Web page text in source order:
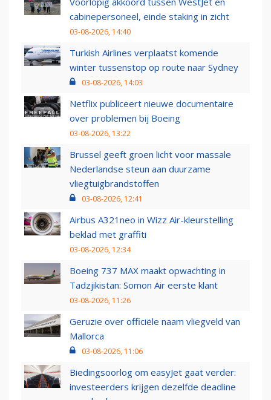
cabinepersoneel, einde staking in zicht
03-08-2026, 14:40
Turkish Airlines verplaatst komende
winter tussenstop op route naar Sydney
03-08-2026, 14:03
Netflix publiceert nieuwe documentaire
over problemen bij Boeing
03-08-2026, 13:22
Brussel geeft groen licht voor massale
Nederlandse steun aan duurzame
vliegtuigbrandstoffen
03-08-2026, 12:41
Airbus A321neo in Wizz Air-kleurstelling
beklad met graffiti
03-08-2026, 12:34
Boeing 737 MAX maakt opwachting in
Tadzjikistan: Somon Air eerste klant
03-08-2026, 11:26
Geruzie over officiële naam vliegveld van
Mallorca
03-08-2026, 11:06
Biedingsoorlog om easyJet gaat verder:
investeerders krijgen dezelfde deadline